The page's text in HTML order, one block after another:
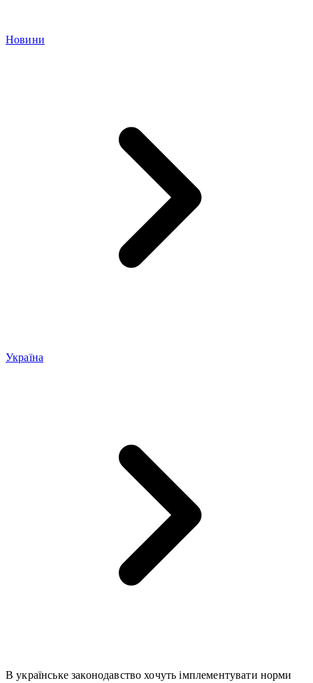
Новини
Україна
В українське законодавство хочуть імплементувати норми